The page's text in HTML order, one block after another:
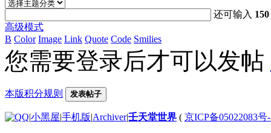
还可输入 150
高级模式
B Color Image Link Quote Code Smilies
您需要登录后才可以发帖
本版积分规则 发表帖子
|小黑屋|手机版|Archiver|壬天堂世界 ( 京ICP备05022083号